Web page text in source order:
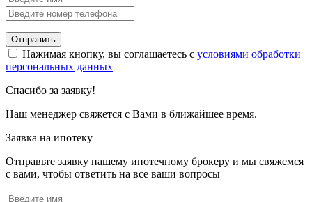
Отправить
Нажимая кнопку, вы соглашаетесь с условиями обработки
персональных данных
Спасибо за заявку!
Наш менеджер свяжется с Вами в ближайшее время.
Заявка на ипотеку
Отправьте заявку нашему ипотечному брокеру и мы свяжемся
с вами, чтобы ответить на все ваши вопросы